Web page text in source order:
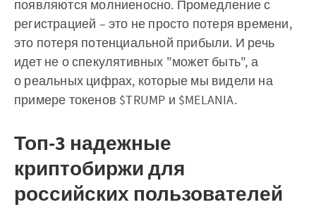
появляются молниеносно. Промедление с
регистрацией – это не просто потеря времени,
это потеря потенциальной прибыли. И речь
идет не о спекулятивных "может быть", а
о реальных цифрах, которые мы видели на
примере токенов $TRUMP и $MELANIA.
Топ-3 надежные
криптобиржи для
российских пользователей